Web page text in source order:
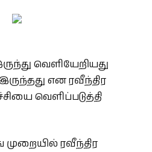
வெளியேறியது
என ரவீந்திர
வெளிப்படுத்தி
முறையில் ரவீந்திர